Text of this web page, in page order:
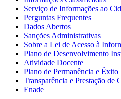
Serviço de Informações ao
Perguntas Frequentes
Dados Abertos
Sanções Administrativas
Sobre a Lei de Acesso à
Plano de Desenvolvimento
Atividade Docente
Plano de Permanência e Êxito
Transparência e Prestação de
Enade